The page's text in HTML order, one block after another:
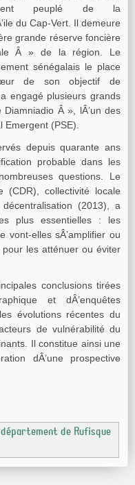
peuplé de la
du Cap-Vert. Il demeure
grande réserve foncière
Â » de la région. Le
sénégalais le place
de son objectif de
engagé plusieurs grands
Â », lÂ’un des
(PSE).
depuis quarante ans
probable dans les
questions. Le
(CDR), collectivité locale
(2013), a
plus essentielles : les
vont-elles sÂ’amplifier ou
les atténuer ou éviter
conclusions tirées
et dÂ’enquêtes
évolutions récentes du
de vulnérabilité du
Il constitue ainsi une
dÂ’une prospective
de Rufisque